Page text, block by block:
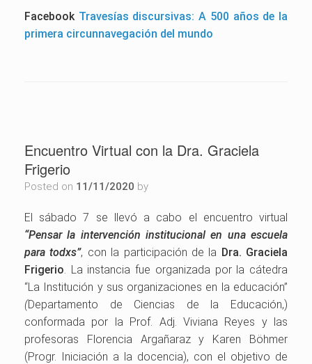
Facebook Travesías discursivas: A 500 años de la
primera circunnavegación del mundo
Encuentro Virtual con la Dra. Graciela
Frigerio
Posted on 11/11/2020 by
El sábado 7 se llevó a cabo el encuentro virtual
“Pensar la intervención institucional en una escuela
para todxs”, con la participación de la Dra. Graciela
Frigerio. La instancia fue organizada por la cátedra
“La Institución y sus organizaciones en la educación”
(Departamento de Ciencias de la Educación,)
conformada por la Prof. Adj. Viviana Reyes y las
profesoras Florencia Argañaraz y Karen Böhmer
(Progr. Iniciación a la docencia), con el objetivo de